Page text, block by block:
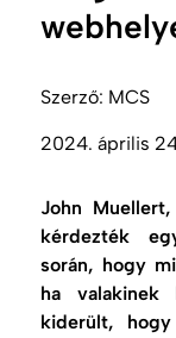
Szerző: MCS
2024. április
John
kérdezték
során, hogy
ha valakinek
kiderült,